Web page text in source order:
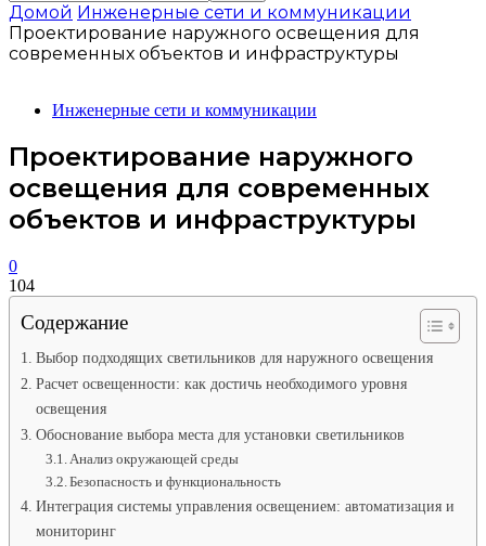
Домой Инженерные сети и коммуникации
Проектирование наружного освещения для
современных объектов и инфраструктуры
Инженерные сети и коммуникации
Проектирование наружного
освещения для современных
объектов и инфраструктуры
0
104
Содержание
Выбор подходящих светильников для наружного освещения
Расчет освещенности: как достичь необходимого уровня
освещения
Обоснование выбора места для установки светильников
Анализ окружающей среды
Безопасность и функциональность
Интеграция системы управления освещением: автоматизация и
мониторинг